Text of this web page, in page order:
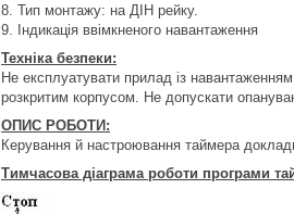
8. Тип монтажу: на ДІН рейку.
9. Індикація ввімкненого навантаження
Техніка безпеки:
Не експлуатувати прилад із
розкритим корпусом. Не допускати
ОПИС РОБОТИ:
Керування й настроювання таймера
Тимчасова діаграма роботи програми